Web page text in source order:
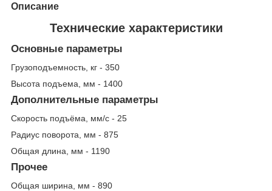
Описание
Технические характеристики
Основные параметры
Грузоподъемность, кг - 350
Высота подъема, мм - 1400
Дополнительные параметры
Скорость подъёма, мм/с - 25
Радиус поворота, мм - 875
Общая длина, мм - 1190
Прочее
Общая ширина, мм - 890